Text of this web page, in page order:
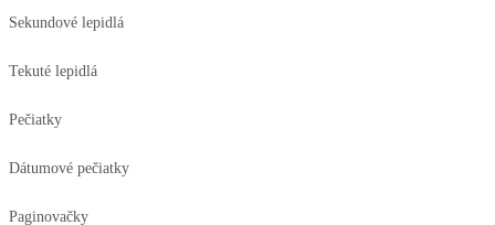
Sekundové lepidlá
Tekuté lepidlá
Pečiatky
Dátumové pečiatky
Paginovačky